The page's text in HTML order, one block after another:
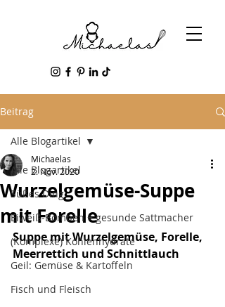
Beitrag
Alle Blogartikel
Süßes Ding
Eiweiß-Bomben + gesunde Sattmacher
(Komplexe) Kohlenhydrate
Geil: Gemüse & Kartoffeln
Fisch und Fleisch
Alle Blogartikel
Wurzelgemüse-Suppe
mit Forelle
Michaelas
2. Nov. 2020
Suppe mit Wurzelgemüse, Forelle,
Meerrettich und Schnittlauch